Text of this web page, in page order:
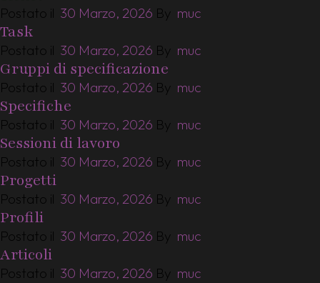
Postato il 30 Marzo, 2026 By muc
Task
Postato il 30 Marzo, 2026 By muc
Gruppi di specificazione
Postato il 30 Marzo, 2026 By muc
Specifiche
Postato il 30 Marzo, 2026 By muc
Sessioni di lavoro
Postato il 30 Marzo, 2026 By muc
Progetti
Postato il 30 Marzo, 2026 By muc
Profili
Postato il 30 Marzo, 2026 By muc
Articoli
Postato il 30 Marzo, 2026 By muc